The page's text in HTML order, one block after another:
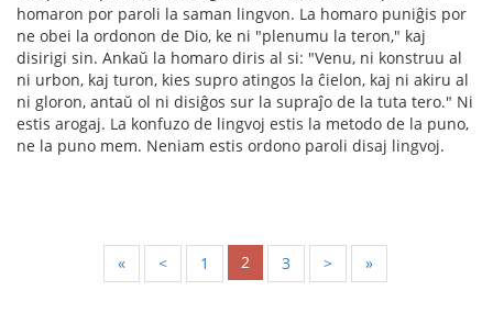
homaron por paroli la saman lingvon. La homaro puniĝis por
ne obei la ordonon de Dio, ke ni "plenumu la teron," kaj
disirigi sin. Ankaŭ la homaro diris al si: "Venu, ni konstruu al
ni urbon, kaj turon, kies supro atingos la ĉielon, kaj ni akiru al
ni gloron, antaŭ ol ni disiĝos sur la supraĵo de la tuta tero." Ni
estis arogaj. La konfuzo de lingvoj estis la metodo de la puno,
ne la puno mem. Neniam estis ordono paroli disaj lingvoj.
« < 1 2 3 > »